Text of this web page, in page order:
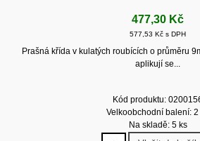
477,30 Kč
577,53 Kč s DPH
Prašná křída v kulatých roubících o průměru
aplikují se...
Kód produktu:
Velkoobchodní balení: 2
Na skladě: 5 ks